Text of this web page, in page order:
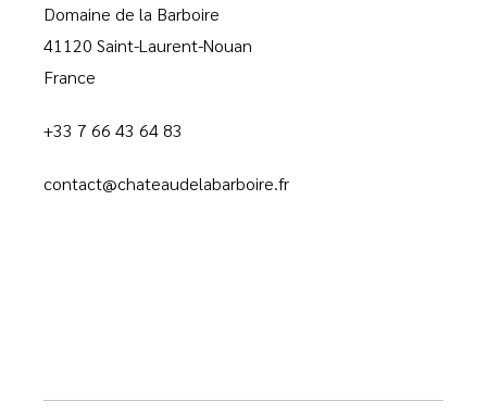
Domaine de la Barboire
41120 Saint-Laurent-Nouan
France
+33 7 66 43 64 83
contact@chateaudelabarboire.fr